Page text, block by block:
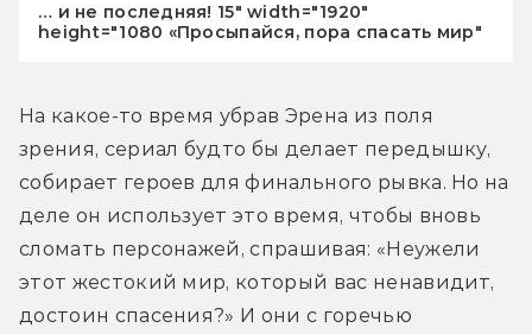
… и не последняя! 15" width="1920"
height="1080 «Просыпайся, пора спасать мир"
На какое-то время убрав Эрена из поля
зрения, сериал будто бы делает передышку,
собирает героев для финального рывка. Но на
деле он использует это время, чтобы вновь
сломать персонажей, спрашивая: «Неужели
этот жестокий мир, который вас ненавидит,
достоин спасения?» И они с горечью